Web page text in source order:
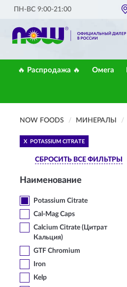
ПН-ВС 9:00-21:00
🔥 Распродажа 🔥 Омега
NOW FOODS МИНЕРАЛЫ
X POTASSIUM CITRATE
СБРОСИТЬ ВСЕ ФИЛЬТРЫ
Наименование
Potassium Citrate
Cal-Mag Caps
Calcium Citrate (Цитрат
Кальция)
GTF Chromium
Iron
Kelp